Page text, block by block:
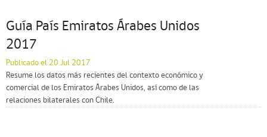
Guía País Emiratos Árabes Unidos
2017
Publicado el 20 Jul 2017
Resume los datos más recientes del contexto económico y
comercial de los Emiratos Árabes Unidos, así como de las
relaciones bilaterales con Chile.